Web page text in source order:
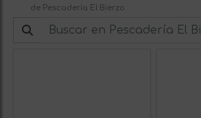
de Pescadería El Bierzo